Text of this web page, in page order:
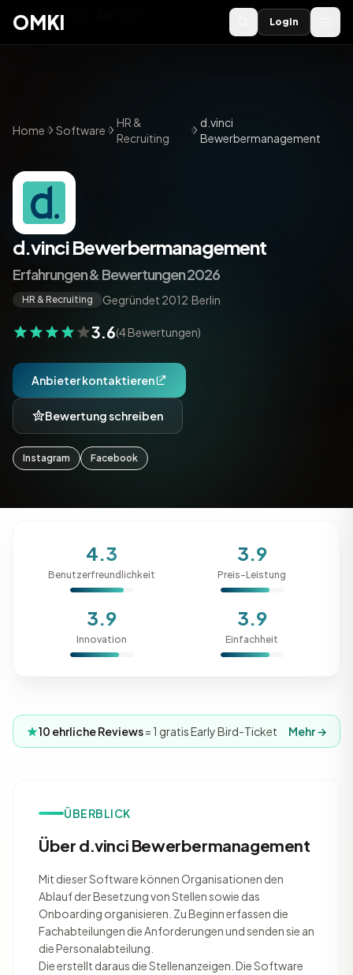
OMKI 2027
OMKI Login
Home Software
HR &
Recruiting
d.vinci
Bewerbermanagement
d.vinci Bewerbermanagement
Erfahrungen & Bewertungen 2026
HR & Recruiting Gegründet 2012·Berlin
3.6(4 Bewertungen)
Anbieter kontaktieren
Bewertung schreiben
Instagram Facebook
4.3
Benutzerfreundlichkeit
3.9
Preis-Leistung
3.9
Innovation
3.9
Einfachheit
10 ehrliche Reviews= 1 gratis Early Bird-Ticket Mehr →
ÜBERBLICK
Über d.vinci Bewerbermanagement
Mit dieser Software können Organisationen den
Ablauf der Besetzung von Stellen sowie das
Onboarding organisieren. Zu Beginn erfassen die
Fachabteilungen die Anforderungen und senden sie an
die Personalabteilung.
Die erstellt daraus die Stellenanzeigen. Die Software